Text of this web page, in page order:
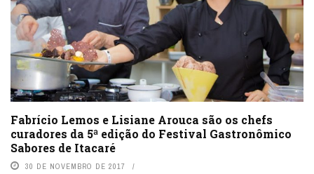
Fabrício Lemos e Lisiane Arouca são os chefs
curadores da 5ª edição do Festival Gastronômico
Sabores de Itacaré
30 DE NOVEMBRO DE 2017